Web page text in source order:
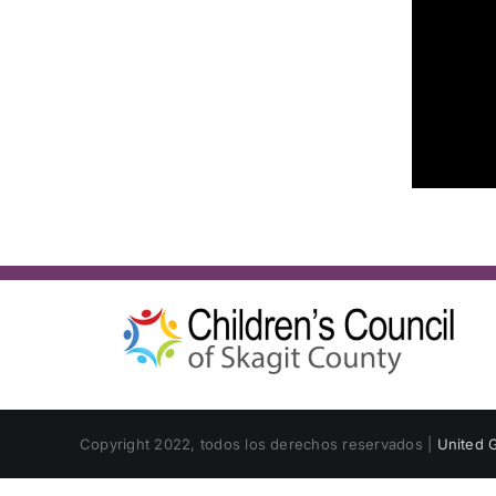
Copyright 2022, todos los derechos reservados | United